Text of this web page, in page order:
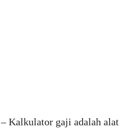
– Kalkulator gaji adalah alat